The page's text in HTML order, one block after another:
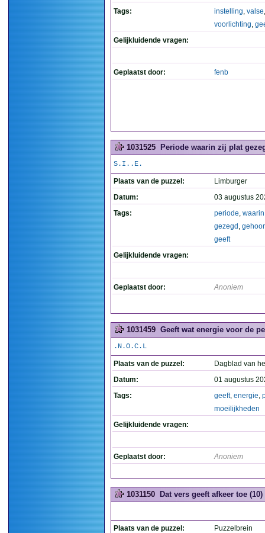
Tags:
instelling, valse,
voorlichting,
Gelijkluidende vragen:
Geplaatst door: fenb
1031525 Periode waarin zij plat
S.I..E.
Plaats van de puzzel:
Limburger
Datum:
03 augustus
Tags:
periode, waarin
gezegd ,
geeft
Gelijkluidende vragen:
Geplaatst door: Anoniem
1031459 Geeft wat energie voor de
.N.O.C.L
Plaats van de puzzel:
Dagblad van
Datum:
01 augustus
Tags:
geeft, energie,
moeilijkheden
Gelijkluidende vragen:
Geplaatst door: Anoniem
1031150 Dat vers geeft afkeer toe (10)
Plaats van de puzzel:
Puzzelbrein